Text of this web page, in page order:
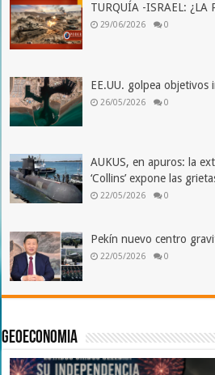
TURQUÍA -ISRAEL: ¿LA
29/06/2026 0
EE.UU. golpea objetivos
26/05/2026 0
AUKUS, en apuros: la
‘Collins’ expone las
22/05/2026 0
Pekín nuevo centro
22/05/2026 0
Geoeconomia